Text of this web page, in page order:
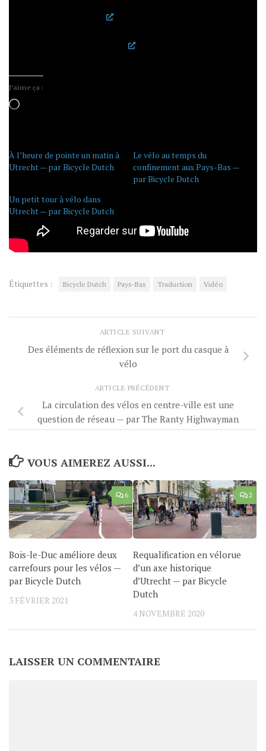
.
et la situation pourrait
J’aime ça :
Chargement…
À l’heure de pointe un matin à
Utrecht — par Bicycle Dutch
Le vélo au temps du
confinement aux Pays-Bas —
par Bicycle Dutch
Un petit tour à vélo dans
Utrecht — par Bicycle Dutch
Étiquettes : Bicycle Dutch Pays-Bas Traduction Vidéo
ARTICLE SUIVANT
Des éléments de réflexion sur le port du casque à
vélo
ARTICLE PRÉCÉDENT
La circulation des vélos en centre-ville est une
question de réseau — par The Ranty Highwayman
VOUS AIMEREZ AUSSI...
6
Bois-le-Duc améliore deux
carrefours pour les vélos —
par Bicycle Dutch
3 FÉVRIER 2021
2
Requalification en vélorue
d’un axe historique
d’Utrecht — par Bicycle
Dutch
4 NOVEMBRE 2020
LAISSER UN COMMENTAIRE